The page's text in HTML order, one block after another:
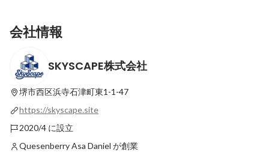
【Introduce Our team Vol.2】激動の時代
に異国で会社を立ち上げた弊社代表にイン
タビュー！
最新順で表示
会社情報
SKYSCAPE株式会社
堺市西区浜寺石津町東1-1-47
https://skyscape.site
2020/4 に設立
Quesenberry Asa Daniel が創業